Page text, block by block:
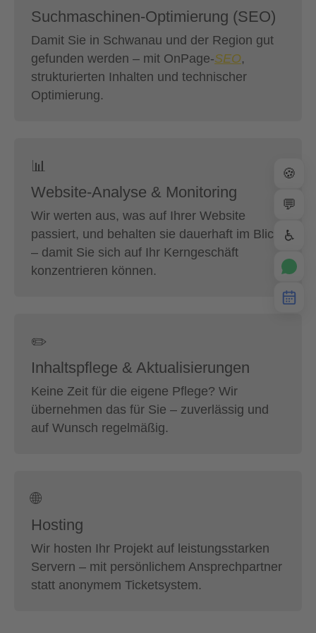
Suchmaschinen-Optimierung (SEO)
Damit Sie in Schwanau und der Region gut
gefunden werden – mit OnPage-SEO,
strukturierten Inhalten und technischer
Optimierung.
📊
Website-Analyse & Monitoring
Wir werten aus, was auf Ihrer Website
passiert, und behalten sie dauerhaft im Blick
– damit Sie sich auf Ihr Kerngeschäft
konzentrieren können.
✏️
Inhaltspflege & Aktualisierungen
Keine Zeit für die eigene Pflege? Wir
übernehmen das für Sie – zuverlässig und
auf Wunsch regelmäßig.
🌐
Hosting
Wir hosten Ihr Projekt auf leistungsstarken
Servern – mit persönlichem Ansprechpartner
statt anonymem Ticketsystem.
🍪
💬
♿